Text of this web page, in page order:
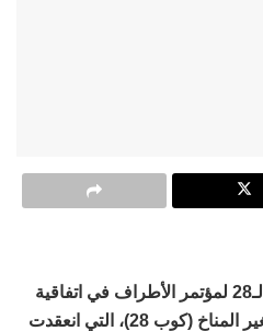
وافقت الجلسة العامة للدورة الـ28 لمؤتمر الأطراف في اتفاقية
الأمم المتحدة الإطارية بشأن تغير المناخ (كوب 28)، التي انعقدت